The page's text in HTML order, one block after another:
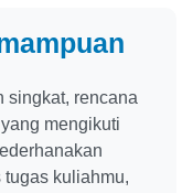
singkat, rencana
mengikuti
tugas kuliahmu,